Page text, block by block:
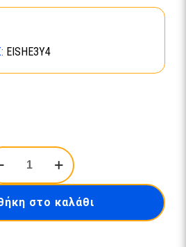
EISHE3Y4
στο καλάθι